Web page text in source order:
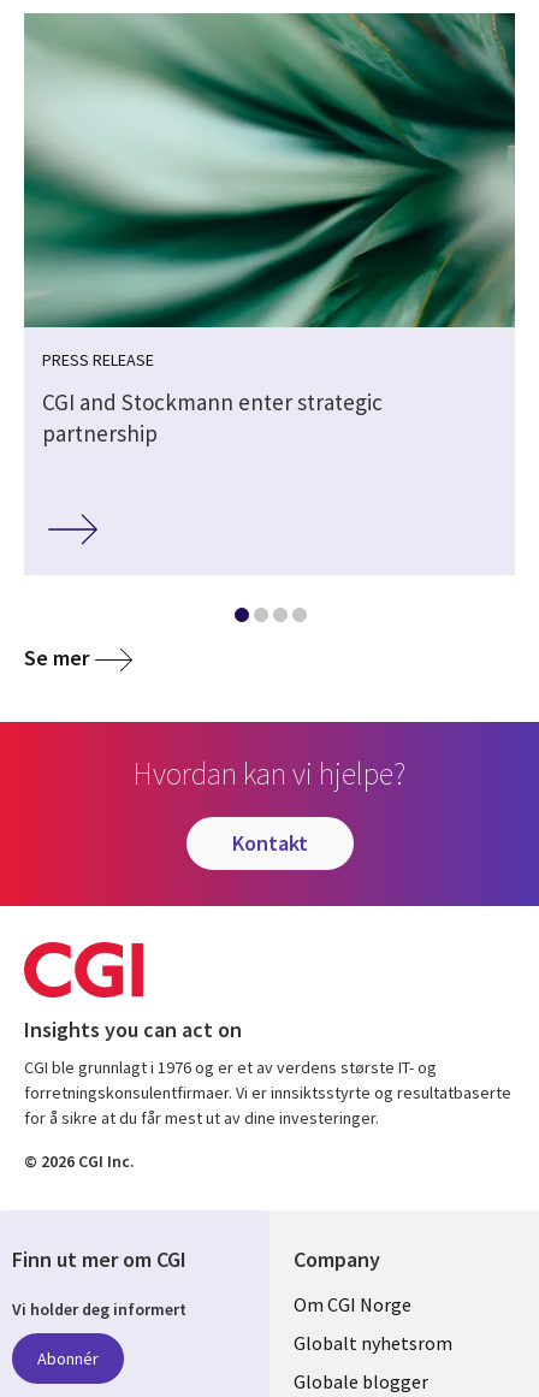
PRESS RELEASE
CGI and Stockmann enter strategic
partnership
Se mer
Hvordan kan vi hjelpe?
kontakt
Insights you can act on
CGI ble grunnlagt i 1976 og er et av verdens største IT- og
forretningskonsulentfirmaer. Vi er innsiktsstyrte og resultatbaserte
for å sikre at du får mest ut av dine investeringer.
© 2026 CGI Inc.
Company
Useful
links
Om CGI Norge
Globalt nyhetsrom
Globale blogger
Finn ut mer om CGI
Vi holder deg informert
Abonnér